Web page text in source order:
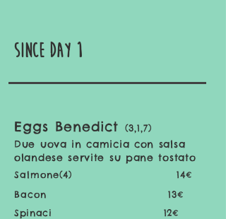
since day 1
Eggs Benedict(3,1,7)
Due uova in camicia con salsa
olandese servite su pane tostato
Salmone(4) 14€
Bacon 13€
Spinaci 12€